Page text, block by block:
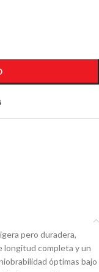
pero duradera,
longitud completa y un
óptimas bajo